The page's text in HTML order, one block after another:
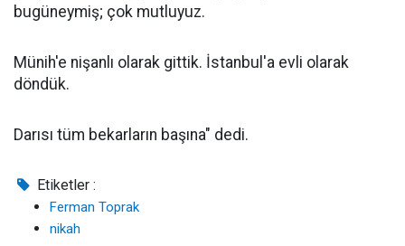
bugüneymiş; çok mutluyuz.
Münih'e nişanlı olarak gittik. İstanbul'a evli olarak
döndük.
Darısı tüm bekarların başına" dedi.
Etiketler :
Ferman Toprak
nikah